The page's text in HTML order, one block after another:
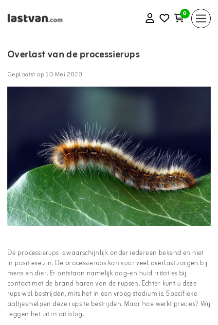
0
Overlast van de processierups
Geplaatst op10 Mei 2020
De processierups is waarschijnlijk onder iedereen bekend en niet
in positieve zin. De processierups kan voor veel overlast zorgen bij
mens en dier. Er ontstaan namelijk oog-en huidirritaties bij
contact met de brand haren van de rupsen. Echter kunt u deze
rups wel bestrijden, mits het in een vroeg stadium is. Specifieke
aaltjes helpen deze rups te bestrijden. Maar hoe werkt precies? Wij
leggen het uit in dit blog.